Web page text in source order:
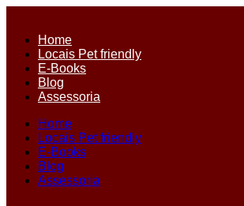
conteúdo
Home
Locais Pet friendly
E-Books
Blog
Assessoria
Home
Locais Pet friendly
E-Books
Blog
Assessoria